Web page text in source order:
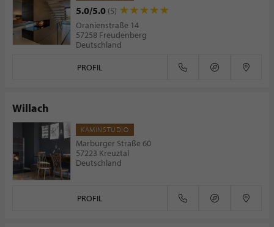
5.0/5.0 (5)
Oranienstraße 14
57258 Freudenberg
Deutschland
PROFIL
Willach
KAMINSTUDIO
Marburger Straße 60
57223 Kreuztal
Deutschland
PROFIL